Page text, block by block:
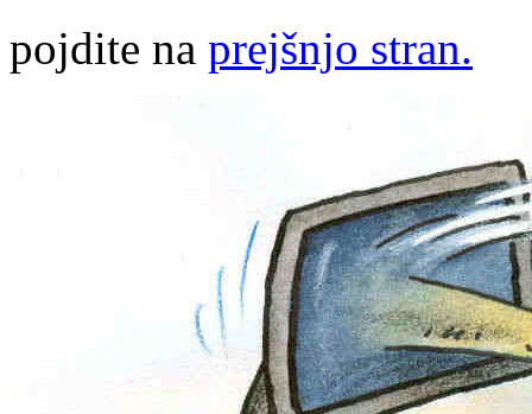
pojdite na prejšnjo stran.